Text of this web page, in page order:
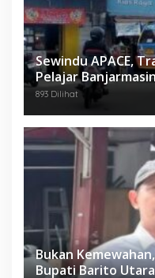
Sewindu APACE,
Pelajar
893 Dilihat
Bukan
Bupati Barito